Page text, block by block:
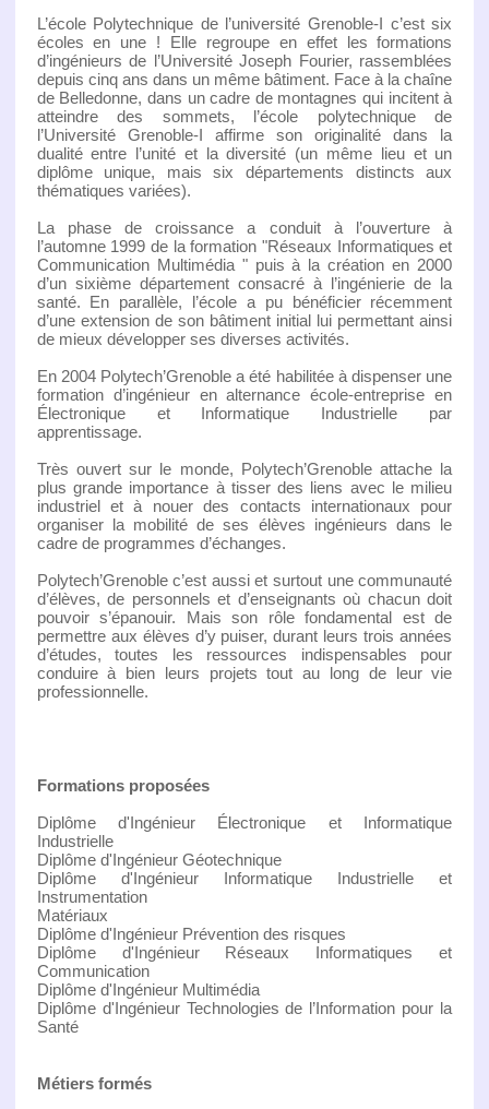
L’école Polytechnique de l’université Grenoble-I c’est six
écoles en une ! Elle regroupe en effet les formations
d’ingénieurs de l’Université Joseph Fourier, rassemblées
depuis cinq ans dans un même bâtiment. Face à la chaîne
de Belledonne, dans un cadre de montagnes qui incitent à
atteindre des sommets, l’école polytechnique de
l’Université Grenoble-I affirme son originalité dans la
dualité entre l’unité et la diversité (un même lieu et un
diplôme unique, mais six départements distincts aux
thématiques variées).
La phase de croissance a conduit à l’ouverture à
l’automne 1999 de la formation "Réseaux Informatiques et
Communication Multimédia " puis à la création en 2000
d’un sixième département consacré à l’ingénierie de la
santé. En parallèle, l’école a pu bénéficier récemment
d’une extension de son bâtiment initial lui permettant ainsi
de mieux développer ses diverses activités.
En 2004 Polytech’Grenoble a été habilitée à dispenser une
formation d’ingénieur en alternance école-entreprise en
Électronique et Informatique Industrielle par
apprentissage.
Très ouvert sur le monde, Polytech’Grenoble attache la
plus grande importance à tisser des liens avec le milieu
industriel et à nouer des contacts internationaux pour
organiser la mobilité de ses élèves ingénieurs dans le
cadre de programmes d’échanges.
Polytech’Grenoble c’est aussi et surtout une communauté
d’élèves, de personnels et d’enseignants où chacun doit
pouvoir s’épanouir. Mais son rôle fondamental est de
permettre aux élèves d’y puiser, durant leurs trois années
d’études, toutes les ressources indispensables pour
conduire à bien leurs projets tout au long de leur vie
professionnelle.
Formations proposées
Diplôme d'Ingénieur Électronique et Informatique
Industrielle
Diplôme d'Ingénieur Géotechnique
Diplôme d'Ingénieur Informatique Industrielle et
Instrumentation
Matériaux
Diplôme d'Ingénieur Prévention des risques
Diplôme d'Ingénieur Réseaux Informatiques et
Communication
Diplôme d'Ingénieur Multimédia
Diplôme d'Ingénieur Technologies de l’Information pour la
Santé
Métiers formés